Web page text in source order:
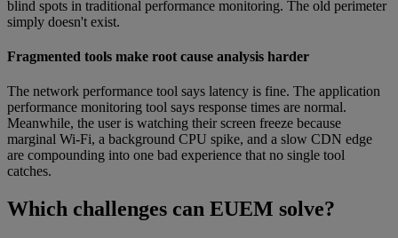
blind spots in traditional performance monitoring. The old perimeter
simply doesn't exist.
Fragmented tools make root cause analysis harder
The network performance tool says latency is fine. The application
performance monitoring tool says response times are normal.
Meanwhile, the user is watching their screen freeze because
marginal Wi-Fi, a background CPU spike, and a slow CDN edge
are compounding into one bad experience that no single tool
catches.
Which challenges can EUEM solve?